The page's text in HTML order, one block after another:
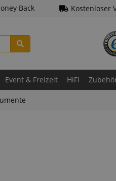
Back Kostenloser
Event & Freizeit HiFi